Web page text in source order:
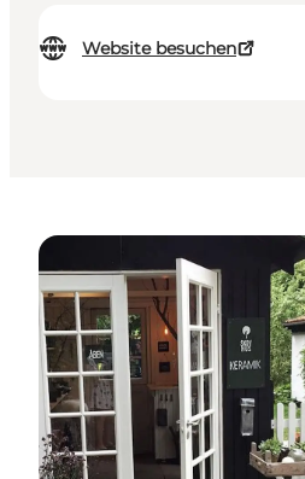
Website besuchen